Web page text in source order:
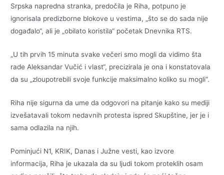
Srpska napredna stranka, predočila je Riha, potpuno je
ignorisala predizborne blokove u vestima, „što se do sada nije
događalo“, ali je „obilato koristila“ početak Dnevnika RTS.
„U tih prvih 15 minuta svake večeri smo mogli da vidimo šta
rade Aleksandar Vučić i vlast“, precizirala je ona i konstatovala
da su „zloupotrebili svoje funkcije maksimalno koliko su mogli“.
Riha nije sigurna da ume da odgovori na pitanje kako su mediji
izvešatavali tokom nedavnih protesta ispred Skupštine, jer je i
sama odlazila na njih.
Pominjući N1, KRIK, Danas i Južne vesti, kao izvore
informacija, Riha je ukazala da su ljudi tokom proteklih osam